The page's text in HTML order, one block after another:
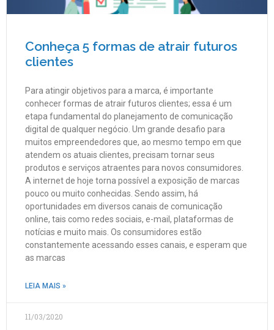
Conheça 5 formas de atrair futuros
clientes
Para atingir objetivos para a marca, é importante
conhecer formas de atrair futuros clientes; essa é um
etapa fundamental do planejamento de comunicação
digital de qualquer negócio. Um grande desafio para
muitos empreendedores que, ao mesmo tempo em que
atendem os atuais clientes, precisam tornar seus
produtos e serviços atraentes para novos consumidores.
A internet de hoje torna possível a exposição de marcas
pouco ou muito conhecidas. Sendo assim, há
oportunidades em diversos canais de comunicação
online, tais como redes sociais, e-mail, plataformas de
notícias e muito mais. Os consumidores estão
constantemente acessando esses canais, e esperam que
as marcas
LEIA MAIS »
11/03/2020